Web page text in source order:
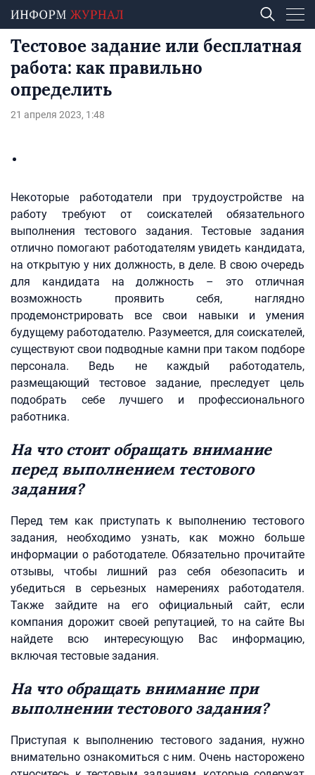
Тестовое задание или бесплатная
работа: как правильно
определить
21 апреля 2023, 1:48
Некоторые работодатели при трудоустройстве на
работу требуют от соискателей обязательного
выполнения тестового задания. Тестовые задания
отлично помогают работодателям увидеть кандидата,
на открытую у них должность, в деле. В свою очередь
для кандидата на должность – это отличная
возможность проявить себя, наглядно
продемонстрировать все свои навыки и умения
будущему работодателю. Разумеется, для соискателей,
существуют свои подводные камни при таком подборе
персонала. Ведь не каждый работодатель,
размещающий тестовое задание, преследует цель
подобрать себе лучшего и профессионального
работника.
На что стоит обращать внимание
перед выполнением тестового
задания?
Перед тем как приступать к выполнению тестового
задания, необходимо узнать, как можно больше
информации о работодателе. Обязательно прочитайте
отзывы, чтобы лишний раз себя обезопасить и
убедиться в серьезных намерениях работодателя.
Также зайдите на его официальный сайт, если
компания дорожит своей репутацией, то на сайте Вы
найдете всю интересующую Вас информацию,
включая тестовые задания.
На что обращать внимание при
выполнении тестового задания?
Приступая к выполнению тестового задания, нужно
внимательно ознакомиться с ним. Очень насторожено